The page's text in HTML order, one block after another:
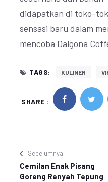
didapatkan di toko-
sensasi baru dalam
mencoba Dalgona
TAGS: KULINER
SHARE :
Sebelumnya
Cemilan Enak Pisang
Goreng Renyah Tepung